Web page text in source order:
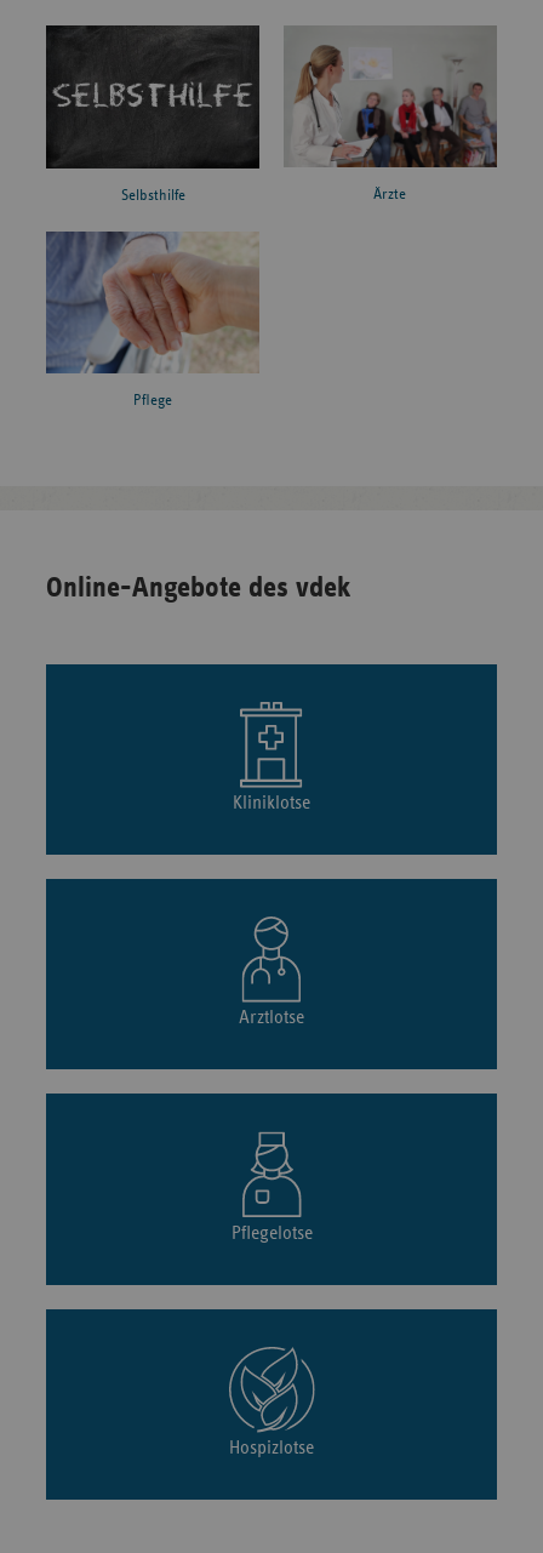
Selbsthilfe Ärzte
Pflege
Online-Angebote des vdek
Kliniklotse
Arztlotse
Pflegelotse
Hospizlotse